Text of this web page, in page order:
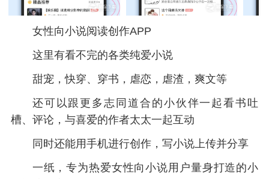
女性向小说阅读创作APP
这里有看不完的各类纯爱小说
甜宠，快穿、穿书，虐恋，虐渣，爽文等
还可以跟更多志同道合的小伙伴一起看书吐
槽、评论，与喜爱的作者太太一起互动
同时还能用手机进行创作，写小说上传并分享
一纸，专为热爱女性向小说用户量身打造的小